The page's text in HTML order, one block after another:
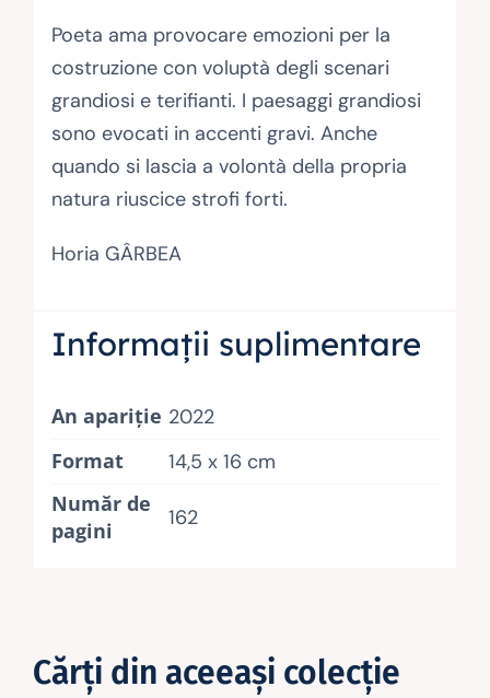
Poeta ama provocare emozioni per la
costruzione con voluptà degli scenari
grandiosi e terifianti. I paesaggi grandiosi
sono evocati in accenti gravi. Anche
quando si lascia a volontà della propria
natura riuscice strofi forti.
Horia GÂRBEA
Informații suplimentare
An apariţie 2022
Format
14,5 x 16 cm
Număr de
pagini
162
Cărţi din aceeaşi colecţie